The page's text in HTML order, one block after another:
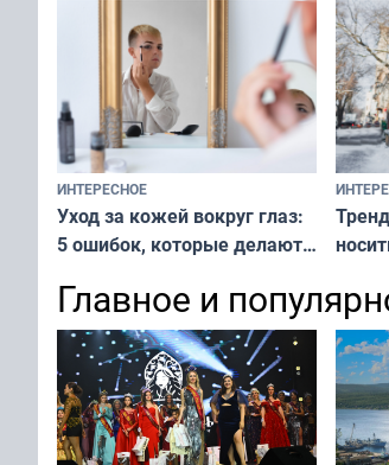
ИНТЕРЕСНОЕ
Уход за кожей вокруг глаз:
5 ошибок, которые делают
и вернуть свежий взгляд
без дорогих средств
Главное и